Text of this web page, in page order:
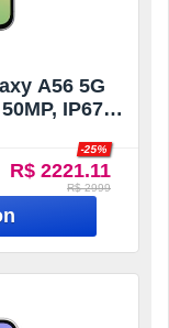
A56 5G
IP67,
R$ 2221.11
-25%
R$ 2999